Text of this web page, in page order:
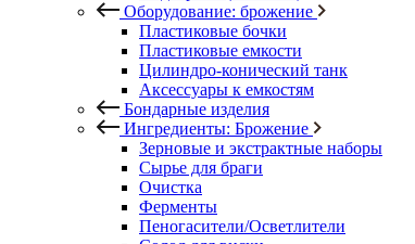
Оборудование: брожение
Пластиковые бочки
Пластиковые емкости
Цилиндро-конический танк
Аксессуары к емкостям
Бондарные изделия
Ингредиенты: Брожение
Зерновые и экстрактные наборы
Сырье для браги
Очистка
Ферменты
Пеногасители/Осветлители